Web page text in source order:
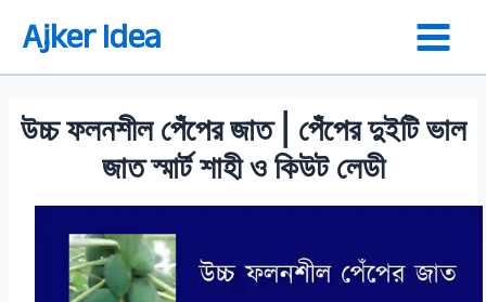
Ajker Idea
উচ্চ ফলনশীল পেঁপের জাত | পেঁপের দুইটি ভাল
জাত স্মার্ট শাহী ও কিউট লেডী